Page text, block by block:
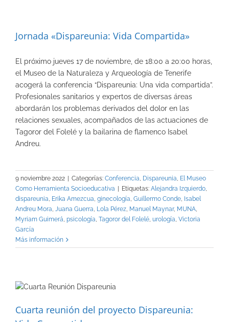
Jornada «Dispareunia: Vida Compartida»
El próximo jueves 17 de noviembre, de 18:00 a 20:00 horas,
el Museo de la Naturaleza y Arqueología de Tenerife
acogerá la conferencia “Dispareunia: Una vida compartida”.
Profesionales sanitarios y expertos de diversas áreas
abordarán los problemas derivados del dolor en las
relaciones sexuales, acompañados de las actuaciones de
Tagoror del Folelé y la bailarina de flamenco Isabel
Andreu.
9 noviembre 2022 | Categorías: Conferencia, Dispareunia, El Museo
Como Herramienta Socioeducativa | Etiquetas: Alejandra Izquierdo,
dispareunia, Erika Amezcua, ginecología, Guillermo Conde, Isabel
Andreu Mora, Juana Guerra, Lola Pérez, Manuel Maynar, MUNA,
Myriam Guimerá, psicología, Tagoror del Folelé, urología, Victoria
García
Más información
Cuarta reunión del proyecto Dispareunia: